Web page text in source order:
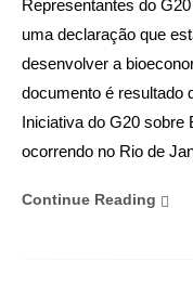
Representantes do
uma declaração que
desenvolver a
documento é resultado
Iniciativa do G20 sobre
ocorrendo no Rio de
Continue Reading